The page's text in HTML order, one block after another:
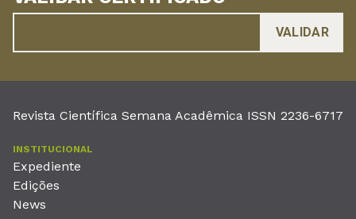
Revista Científica Semana Acadêmica ISSN 2236-6717
INSTITUCIONAL
Expediente
Edições
News